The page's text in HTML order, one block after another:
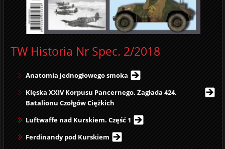
TW Historia Nr Spec. 2/2018
Anatomia jednogłowego smoka
Klęska XXIV Korpusu Pancernego. Zagłada 424.
Batalionu Czołgów Ciężkich
Luftwaffe nad Kurskiem. Część 1
Ferdinandy pod Kurskiem